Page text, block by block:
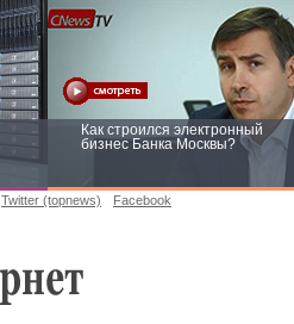
Как строился электронный
бизнес Банка Москвы?
Twitter (topnews) Facebook